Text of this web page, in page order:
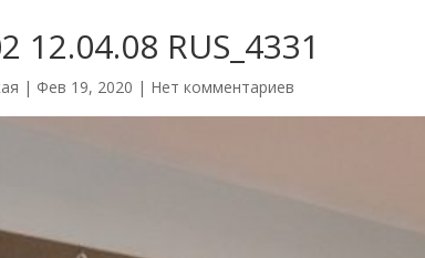
12.04.08 RUS_4331
| Фев 19, 2020 | Нет комментариев